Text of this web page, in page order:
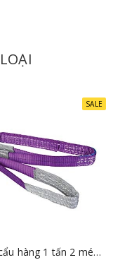
SALE
Cáp vải cẩu hàng 1 tấn 2 mét Trung Quốc